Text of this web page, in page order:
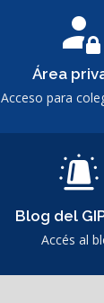
Área
Acceso para
Blog del
Accés al